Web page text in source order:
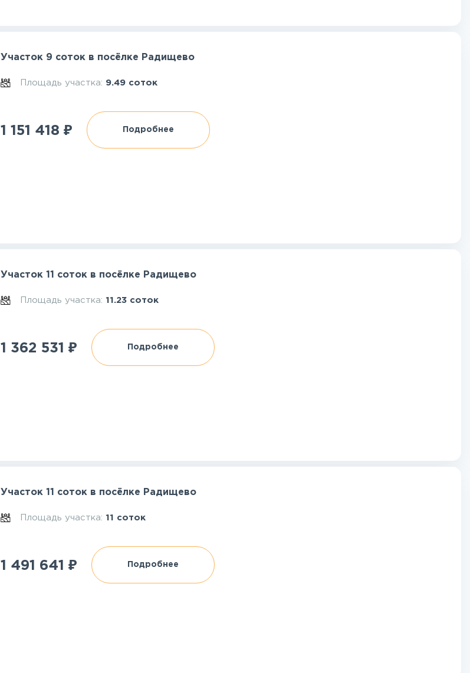
Участок 9 соток в посёлке Радищево
Площадь участка: 9.49 соток
1 151 418 ₽ Подробнее
Участок 11 соток в посёлке Радищево
Площадь участка:11.23 соток
1 362 531 ₽ Подробнее
Участок 11 соток в посёлке Радищево
Площадь участка:11 соток
1 491 641 ₽ Подробнее